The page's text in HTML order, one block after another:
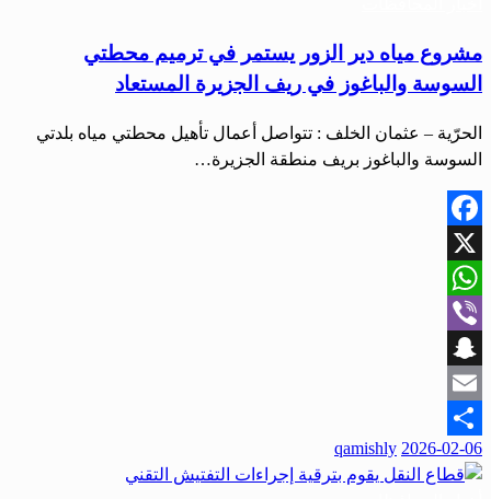
مشروع مياه دير الزور يستمر في ترميم محطتي
السوسة والباغوز في ريف الجزيرة المستعاد
الحرّية – عثمان الخلف : تتواصل أعمال تأهيل محطتي مياه بلدتي
السوسة والباغوز بريف منطقة الجزيرة…
Facebook
X
WhatsApp
Viber
Snapchat
Email
Share
نُشر
في
2026-02-06
qamishly